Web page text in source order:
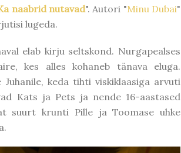
naabrid nutavad". Autori "Minu Dubai"
lugeda.
elab kirju seltskond. Nurgapealses
kes alles kohaneb tänava eluga.
Juhanile, keda tihti viskiklaasiga arvuti
Kats ja Pets ja nende 16-aastased
suurt krunti Pille ja Toomase uhke